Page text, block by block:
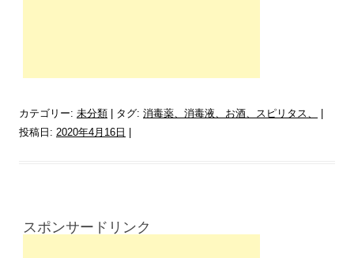
カテゴリー: 未分類 | タグ: 消毒薬、消毒液、お酒、スピリタス、
投稿日: 2020年4月16日
スポンサードリンク